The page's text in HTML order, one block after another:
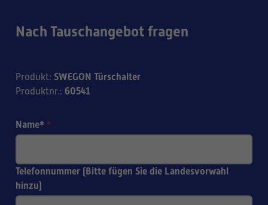
Nach Tauschangebot fragen
Produkt: SWEGON Türschalter
Produktnr.: 60541
Name* *
Telefonnummer (Bitte fügen Sie die Landesvorwahl
hinzu)